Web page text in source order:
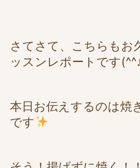
さてさて、こちらもお
ッスンレポートです
本日お伝えするのは焼
です